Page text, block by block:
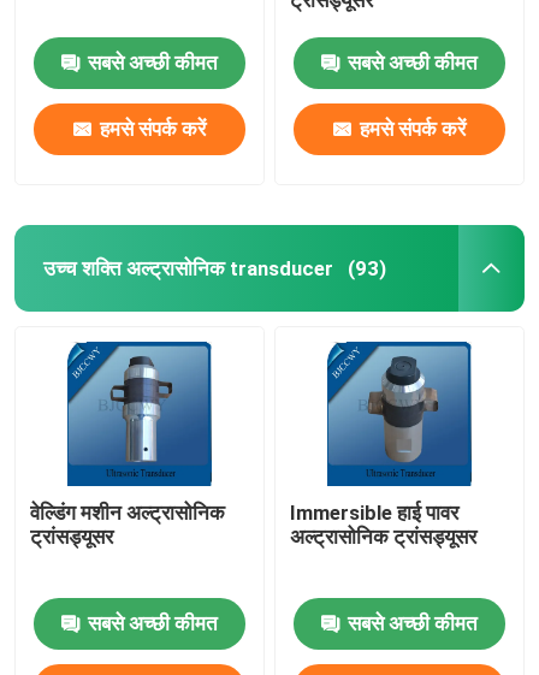
सबसे अच्छी कीमत
हमसे संपर्क करें
सबसे अच्छी कीमत
हमसे संपर्क करें
उच्च शक्ति अल्ट्रासोनिक transducer (93)
वेल्डिंग मशीन अल्ट्रासोनिक
ट्रांसड्यूसर
सबसे अच्छी कीमत
Immersible हाई पावर
अल्ट्रासोनिक ट्रांसड्यूसर
सबसे अच्छी कीमत